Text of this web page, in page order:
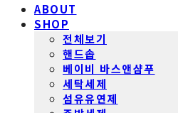
ABOUT
SHOP
전체보기
핸드솝
베이비 바스앤샴푸
세탁세제
섬유유연제